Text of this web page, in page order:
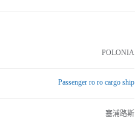
POLONIA
Passenger ro ro cargo ship
塞浦路斯